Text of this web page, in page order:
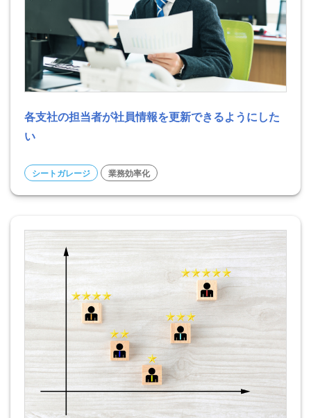
各支社の担当者が社員情報を更新できるようにした
い
シートガレージ 業務効率化